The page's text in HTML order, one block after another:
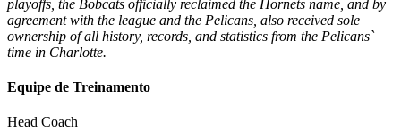
playoffs, the Bobcats officially reclaimed the Hornets name, and by
agreement with the league and the Pelicans, also received sole
ownership of all history, records, and statistics from the Pelicans`
time in Charlotte.
Equipe de Treinamento
Head Coach